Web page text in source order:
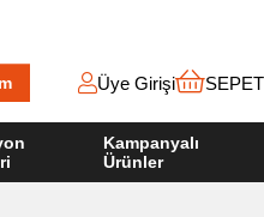
Üye Girişi SEPET
Kampanyalı
Ürünler